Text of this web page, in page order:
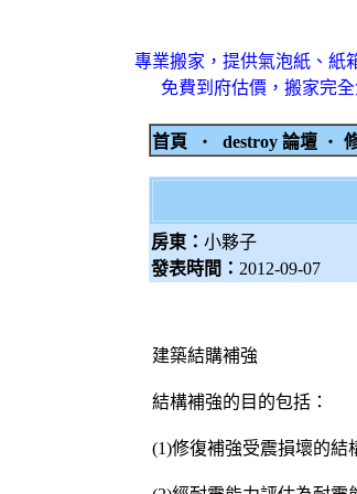
專業搬家，提供氣泡紙、紙
免費到府估價，搬家完
首頁 ‧ destroy 論壇 ‧
房東： 小夥子
發表時間： 2012-09-07
建築結購補強
結構補強的目的包括：
(1)修復補強受震損壞的結